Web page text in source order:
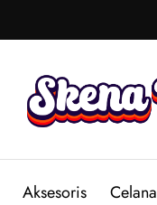
Aksesoris Celana